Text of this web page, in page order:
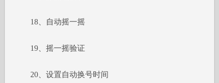
18、自动摇一摇
19、摇一摇验证
20、设置自动换号时间